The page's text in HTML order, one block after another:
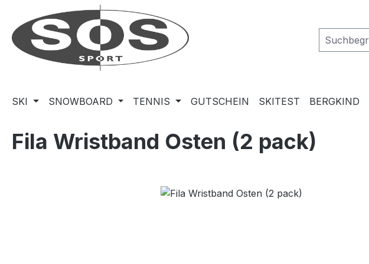
Hauptinhalt springen
Zur Suche springen
Zur Hauptnavigation springen
SKI SNOWBOARD TENNIS GUTSCHEIN SKITEST BERGKIND
Fila Wristband Osten (2 pack)